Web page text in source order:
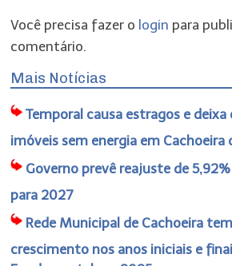
Você precisa fazer o login para
comentário.
Mais Notícias
Temporal causa estragos e deixa
imóveis sem energia em Cachoeira
Governo prevê reajuste de
para 2027
Rede Municipal de Cachoeira
crescimento nos anos iniciais e